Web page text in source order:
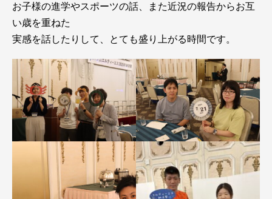
お子様の進学やスポーツの話、また近況の報告からお互
い歳を重ねた
実感を話したりして、とても盛り上がる時間です。